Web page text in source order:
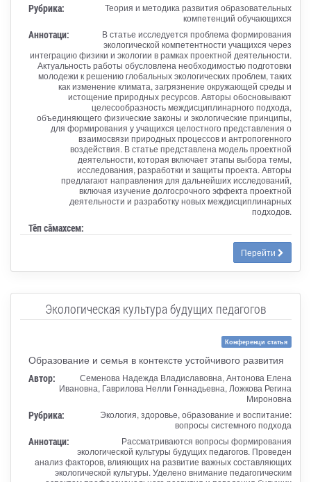
Рубрика:
Теория и методика развития образовательных
компетенций обучающихся
Аннотаци:
В статье исследуется проблема формирования
экологической компетентности учащихся через
интеграцию физики и экологии в рамках проектной деятельности.
Актуальность работы обусловлена необходимостью подготовки
молодежи к решению глобальных экологических проблем, таких
как изменение климата, загрязнение окружающей среды и
истощение природных ресурсов. Авторы обосновывают
целесообразность междисциплинарного подхода,
объединяющего физические законы и экологические принципы,
для формирования у учащихся целостного представления о
взаимосвязи природных процессов и антропогенного
воздействия. В статье представлена модель проектной
деятельности, которая включает этапы выбора темы,
исследования, разработки и защиты проекта. Авторы
предлагают направления для дальнейших исследований,
включая изучение долгосрочного эффекта проектной
деятельности и разработку новых междисциплинарных
подходов.
Тӗп сӑмахсем:
Перейти
Экологическая культура будущих педагогов
Конференци статья
Образование и семья в контексте устойчивого развития
Автор:
Семенова Надежда Владиславовна, Антонова Елена
Ивановна, Гаврилова Нелли Геннадьевна, Ложкова Регина
Мироновна
Рубрика:
Экология, здоровье, образование и воспитание:
вопросы системного подхода
Аннотаци:
Рассматриваются вопросы формирования
экологической культуры будущих педагогов. Проведен
анализ факторов, влияющих на развитие важных составляющих
экологической культуры. Уделено внимание педагогическим